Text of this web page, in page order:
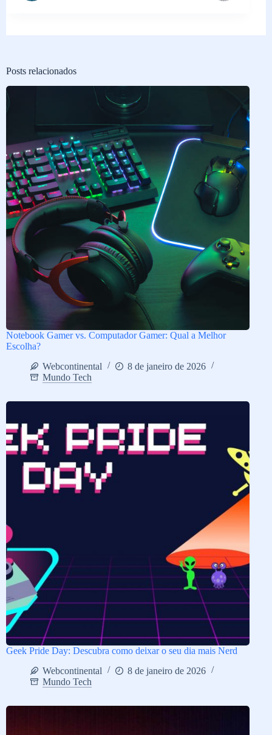
Posts relacionados
Notebook Gamer vs. Computador Gamer: Qual a Melhor
Escolha?
Webcontinental
8 de janeiro de 2026
Mundo Tech
Geek Pride Day: Descubra como deixar o seu dia mais Nerd
Webcontinental
8 de janeiro de 2026
Mundo Tech